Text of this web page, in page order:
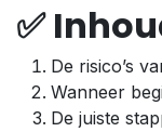
✅
De risico’s
Wanneer
De juiste